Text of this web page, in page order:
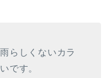
らしくないカラ
です。